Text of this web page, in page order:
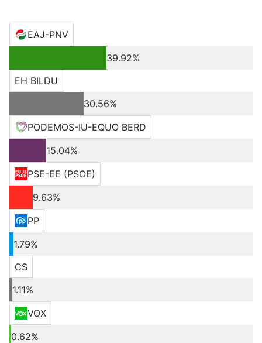
EAJ-PNV
39.92%
EH BILDU
30.56%
PODEMOS-IU-EQUO BERD
15.04%
PSE-EE (PSOE)
9.63%
PP
1.79%
CS
1.11%
VOX
0.62%